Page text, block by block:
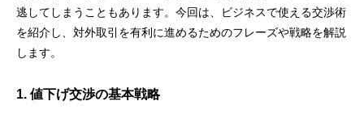
逃してしまうこともあります。今回は、ビジネスで使える交渉術
を紹介し、対外取引を有利に進めるためのフレーズや戦略を解説
します。
1. 値下げ交渉の基本戦略